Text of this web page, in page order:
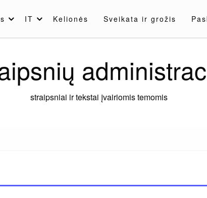
IT Kelionės Sveikata ir grožis
straipsniai ir tekstai įvairiomis temomis